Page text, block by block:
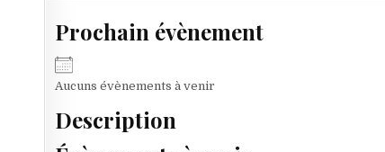
Prochain évènement
Aucuns évènements à venir
Description